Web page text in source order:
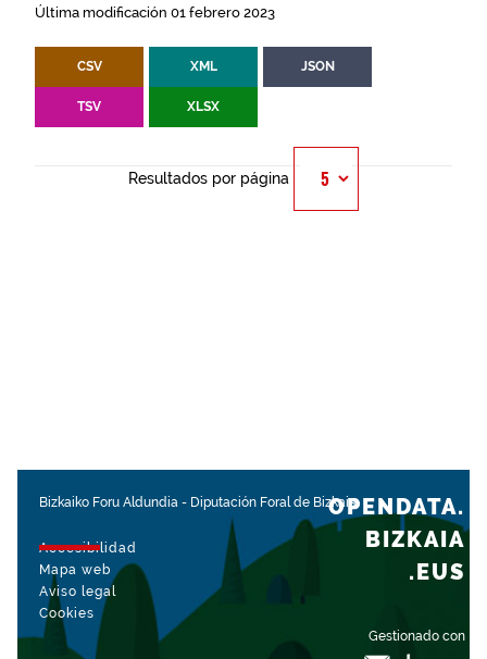
Última modificación 01 febrero 2023
CSV XML JSON
TSV XLSX
Resultados por página
Bizkaiko Foru Aldundia - Diputación Foral de Bizkaia
Accesibilidad
Mapa web
Aviso legal
Cookies
Gestionado con
OPENDATA.
BIZKAIA
.EUS